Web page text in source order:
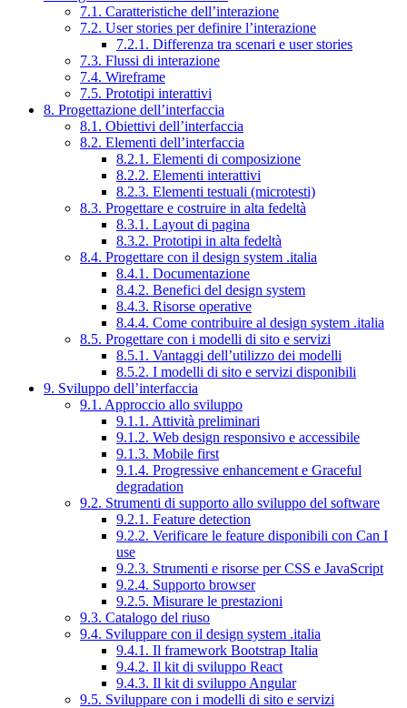
7.1. Caratteristiche dell’interazione
7.2. User stories per definire l’interazione
7.2.1. Differenza tra scenari e user stories
7.3. Flussi di interazione
7.4. Wireframe
7.5. Prototipi interattivi
8. Progettazione dell’interfaccia
8.1. Obiettivi dell’interfaccia
8.2. Elementi dell’interfaccia
8.2.1. Elementi di composizione
8.2.2. Elementi interattivi
8.2.3. Elementi testuali (microtesti)
8.3. Progettare e costruire in alta fedeltà
8.3.1. Layout di pagina
8.3.2. Prototipi in alta fedeltà
8.4. Progettare con il design system .italia
8.4.1. Documentazione
8.4.2. Benefici del design system
8.4.3. Risorse operative
8.4.4. Come contribuire al design system .italia
8.5. Progettare con i modelli di sito e servizi
8.5.1. Vantaggi dell’utilizzo dei modelli
8.5.2. I modelli di sito e servizi disponibili
9. Sviluppo dell’interfaccia
9.1. Approccio allo sviluppo
9.1.1. Attività preliminari
9.1.2. Web design responsivo e accessibile
9.1.3. Mobile first
9.1.4. Progressive enhancement e Graceful
degradation
9.2. Strumenti di supporto allo sviluppo del software
9.2.1. Feature detection
9.2.2. Verificare le feature disponibili con Can I
use
9.2.3. Strumenti e risorse per CSS e JavaScript
9.2.4. Supporto browser
9.2.5. Misurare le prestazioni
9.3. Catalogo del riuso
9.4. Sviluppare con il design system .italia
9.4.1. Il framework Bootstrap Italia
9.4.2. Il kit di sviluppo React
9.4.3. Il kit di sviluppo Angular
9.5. Sviluppare con i modelli di sito e servizi